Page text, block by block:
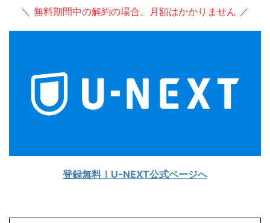
＼ 無料期間中の解約の場合、月額はかかりません ／
登録無料！U-NEXT公式ページへ